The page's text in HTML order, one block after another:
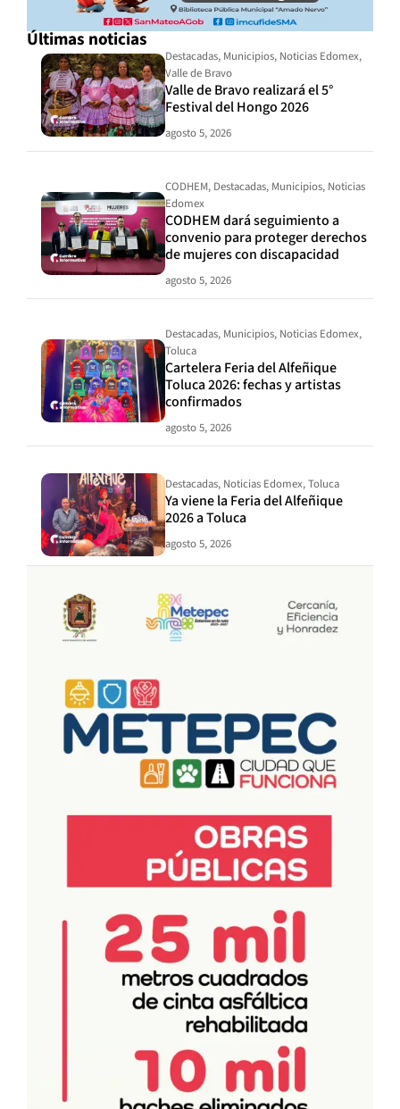
Últimas noticias
Destacadas, Municipios, Noticias Edomex,
Valle de Bravo
Valle de Bravo realizará el 5°
Festival del Hongo 2026
agosto 5, 2026
CODHEM, Destacadas, Municipios, Noticias
Edomex
CODHEM dará seguimiento a
convenio para proteger derechos
de mujeres con discapacidad
agosto 5, 2026
Destacadas, Municipios, Noticias Edomex,
Toluca
Cartelera Feria del Alfeñique
Toluca 2026: fechas y artistas
confirmados
agosto 5, 2026
Destacadas, Noticias Edomex,Toluca
Ya viene la Feria del Alfeñique
2026 a Toluca
agosto 5, 2026